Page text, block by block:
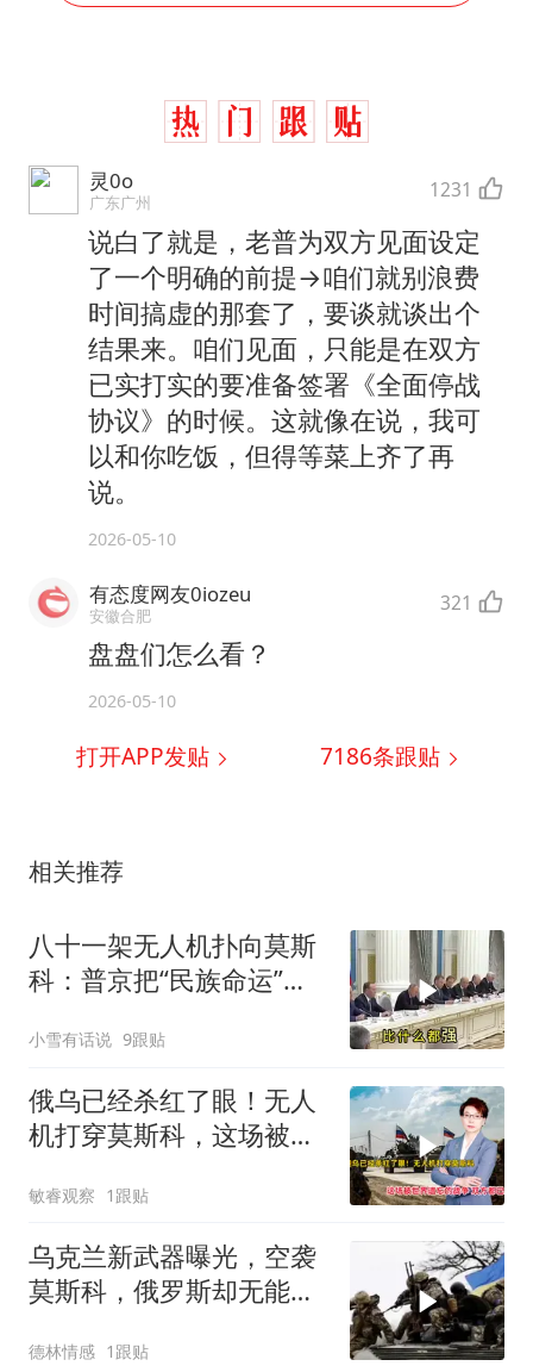
灵0o
广东广州 1231
说白了就是，老普为双方见面设定
了一个明确的前提→咱们就别浪费
时间搞虚的那套了，要谈就谈出个
结果来。咱们见面，只能是在双方
已实打实的要准备签署《全面停战
协议》的时候。这就像在说，我可
以和你吃饭，但得等菜上齐了再
说。
2026-05-10
有态度网友0iozeu
安徽合肥 321
盘盘们怎么看？
2026-05-10
打开APP发贴 7186条跟贴
相关推荐
八十一架无人机扑向莫斯
科：普京把“民族命运”搬
经堵死了
小雪有话说 9跟贴
俄乌已经杀红了眼！无人
机打穿莫斯科，这场被世
疯魔
敏睿观察 1跟贴
乌克兰新武器曝光，空袭
莫斯科，俄罗斯却无能为
德林情感 1跟贴